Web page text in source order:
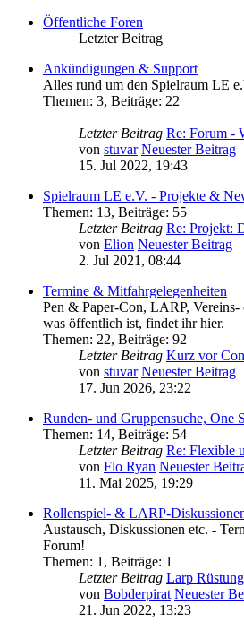
Öffentliche Foren
Letzter Beitrag
Ankündigungen & Support
Alles rund um den Spielraum LE
Themen: 3, Beiträge: 22
Letzter Beitrag Re: Forum -
von stuvar Neuester Beitrag
15. Jul 2022, 19:43
Spielraum LE e.V. - Projekte &
Themen: 13, Beiträge: 55
Letzter Beitrag Re: Projekt:
von Elion Neuester Beitrag
2. Jul 2021, 08:44
Termine & Mitfahrgelegenheiten
Pen & Paper-Con, LARP, Vereins-
was öffentlich ist, findet ihr hier.
Themen: 22, Beiträge: 92
Letzter Beitrag Kurz vor
von stuvar Neuester Beitrag
17. Jun 2026, 23:22
Runden- und Gruppensuche, One
Themen: 14, Beiträge: 54
Letzter Beitrag Re: Flexible
von Flo Ryan Neuester
11. Mai 2025, 19:29
Rollenspiel- & LARP-
Austausch, Diskussionen etc. -
Forum!
Themen: 1 , Beiträge: 1
Letzter Beitrag Larp
von Bobderpirat Neuester
21. Jun 2022, 13:23